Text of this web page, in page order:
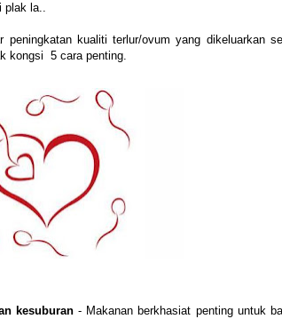
plak la..
peningkatan kualiti terlur/ovum yang dikeluarkan
kongsi 5 cara penting.
kesuburan- Makanan berkhasiat penting untuk